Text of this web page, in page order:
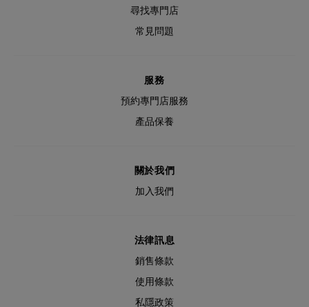
尋找專門店
常見問題
服務
預約專門店服務
產品保養
關於我們
加入我們
法律訊息
銷售條款
使用條款
私隱政策